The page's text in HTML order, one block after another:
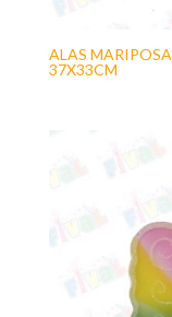
ALAS
37X33CM